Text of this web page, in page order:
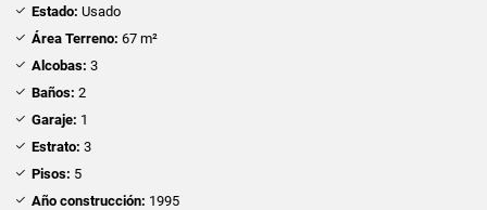
Estado: Usado
Área Terreno: 67 m²
Alcobas: 3
Baños: 2
Garaje: 1
Estrato: 3
Pisos: 5
Año construcción: 1995